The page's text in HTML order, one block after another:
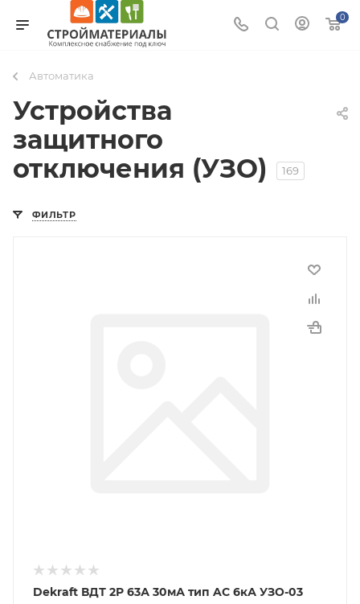
0
Автоматика
Устройства
защитного
отключения (УЗО)
169
ФИЛЬТР
Dekraft ВДТ 2P 63А 30мА тип AC 6кА УЗО-03